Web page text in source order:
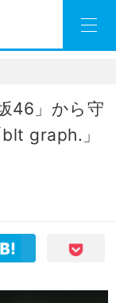
46」から守
graph.」